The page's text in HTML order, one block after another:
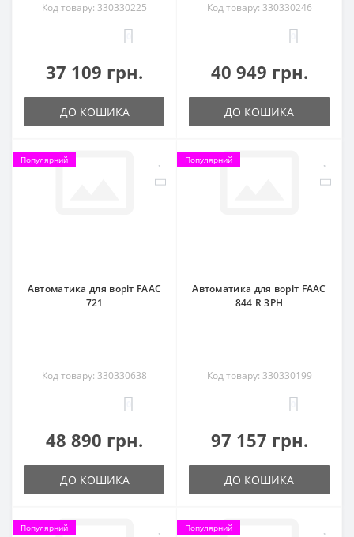
Код товару: 330330225
37 109 грн.
ДО КОШИКА
Код товару: 330330246
40 949 грн.
ДО КОШИКА
Популярний
Автоматика для воріт FAAC
721
Код товару: 330330638
48 890 грн.
ДО КОШИКА
Популярний
Автоматика для воріт FAAC
844 R 3PH
Код товару: 330330199
97 157 грн.
ДО КОШИКА
Популярний Популярний